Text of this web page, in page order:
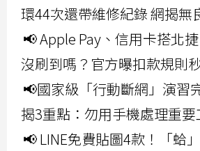
環44次還帶維修紀錄 網揭無
📢 Apple Pay、信用卡搭北
沒刷到嗎？官方曝扣款規則
📢國家級「行動斷網」演習
揭3重點：勿用手機處理重要
📢 LINE免費貼圖4款！「蛤